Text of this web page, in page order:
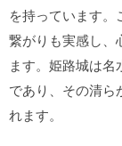
を持っています
繋がりも実感し、
ます。姫路城は
であり、その清ら
れます。